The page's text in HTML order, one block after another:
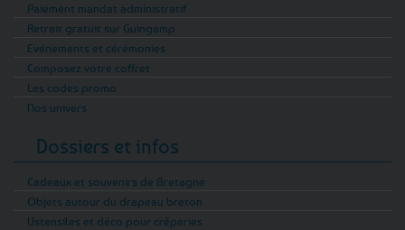
Paiement mandat administratif
Retrait gratuit sur Guingamp
Evénements et cérémonies
Composez votre coffret
Les codes promo
Nos univers
Dossiers et infos
Cadeaux et souvenirs de Bretagne
Objets autour du drapeau breton
Ustensiles et déco pour crêperies